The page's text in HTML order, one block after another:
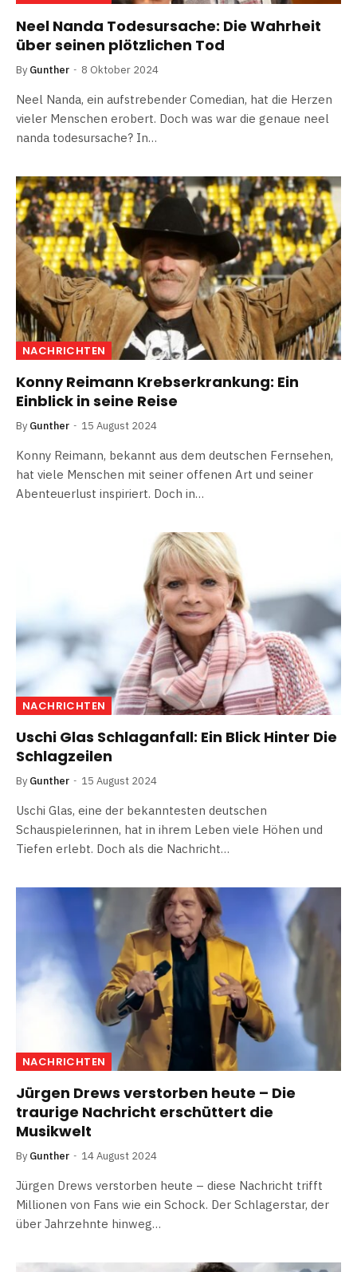
Neel Nanda Todesursache: Die Wahrheit
über seinen plötzlichen Tod
By Gunther 8 Oktober 2024
Neel Nanda, ein aufstrebender Comedian, hat die Herzen
vieler Menschen erobert. Doch was war die genaue neel
nanda todesursache? In…
NACHRICHTEN
Konny Reimann Krebserkrankung: Ein
Einblick in seine Reise
By Gunther 15 August 2024
Konny Reimann, bekannt aus dem deutschen Fernsehen,
hat viele Menschen mit seiner offenen Art und seiner
Abenteuerlust inspiriert. Doch in…
NACHRICHTEN
Uschi Glas Schlaganfall: Ein Blick Hinter Die
Schlagzeilen
By Gunther 15 August 2024
Uschi Glas, eine der bekanntesten deutschen
Schauspielerinnen, hat in ihrem Leben viele Höhen und
Tiefen erlebt. Doch als die Nachricht…
NACHRICHTEN
Jürgen Drews verstorben heute – Die
traurige Nachricht erschüttert die
Musikwelt
By Gunther 14 August 2024
Jürgen Drews verstorben heute – diese Nachricht trifft
Millionen von Fans wie ein Schock. Der Schlagerstar, der
über Jahrzehnte hinweg…